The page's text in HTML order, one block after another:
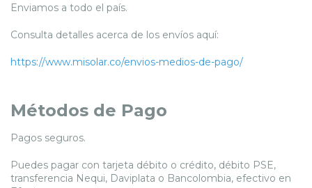
Enviamos a todo el país.
Consulta detalles acerca de los envíos aquí:
https://www.misolar.co/envios-medios-de-pago/
Métodos de Pago
Pagos seguros.
Puedes pagar con tarjeta débito o crédito, débito PSE,
transferencia Nequi, Daviplata o Bancolombia, efectivo en